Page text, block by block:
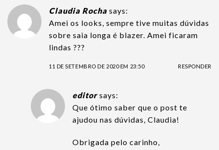
Claudia Rocha says:
Amei os looks, sempre tive muitas dúvidas
sobre saia longa é blazer. Amei ficaram
lindas ???
11 DE SETEMBRO DE 2020 EM 23:50 RESPONDER
editor says:
Que ótimo saber que o post te
ajudou nas dúvidas, Claudia!
Obrigada pelo carinho,